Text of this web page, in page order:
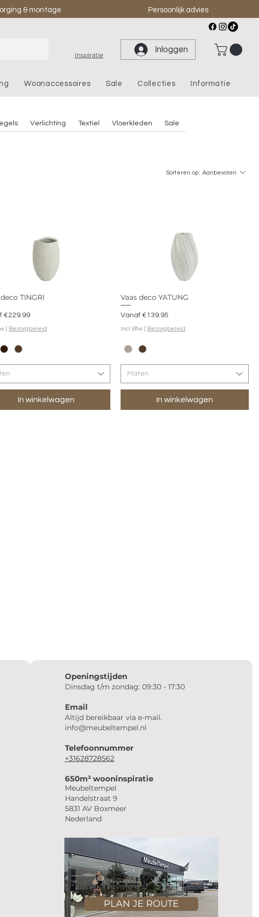
& montage Persoonlijk advies
Inspiratie
Inloggen
Woonaccessoires Sale Collecties Informatie
Verlichting Textiel Vloerkleden Sale
Sorteren op: Aanbevolen
TINGRI
€229.99
Bezorgbeleid
In winkelwagen
Vaas deco YATUNG
Vanaf €139.95
Verkoopprijs
incl.Btw Bezorgbeleid
Maten
In winkelwagen
Openingstijden
Dinsdag t/m zondag: 09:30 - 17:30
Email
Altijd bereikbaar via e-mail.
info@meubeltempel.nl
Telefoonnummer
+31628728562
650m² wooninspiratie
Meubeltempel
Handelstraat 9
5831 AV Boxmeer
Nederland
PLAN JE ROUTE